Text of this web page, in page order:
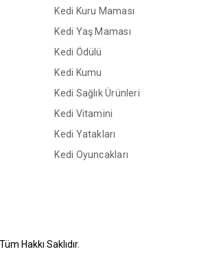
Kedi Kuru Maması
Kedi Yaş Maması
Kedi Ödülü
Kedi Kumu
Kedi Sağlık Ürünleri
Kedi Vitamini
Kedi Yatakları
Kedi Oyuncakları
Hakkı Saklıdır.